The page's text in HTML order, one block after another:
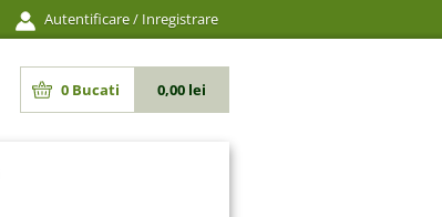
Autentificare/ Inregistrare
0 Bucati 0,00 lei